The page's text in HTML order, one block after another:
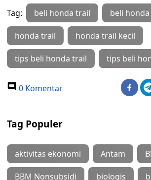
Tag: beli honda trail beli
honda trail honda trail kecil
tips beli honda trail tips beli
0 Komentar
Tag Populer
aktivitas ekonomi Antam
BBM Nonsubsidi biologis